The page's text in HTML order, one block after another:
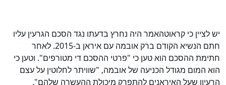
יש לציין כי קראוטהאמר היה נחרץ בדעתו נגד הסכם הגרעין עליו
חתם הנשיא הקודם ברק אובמה עם איראן ב-2015. לאחר
חתימת ההסכם הוא טען כי "פרטי ההסכם די מטורפים". וטען כי
הוא המום מגודל הכניעה של אובמה, "שוויתר לחלוטין על עצם
הרעיון שעל האיראנים להתפרק מיכולת ההעשרה שלהם".